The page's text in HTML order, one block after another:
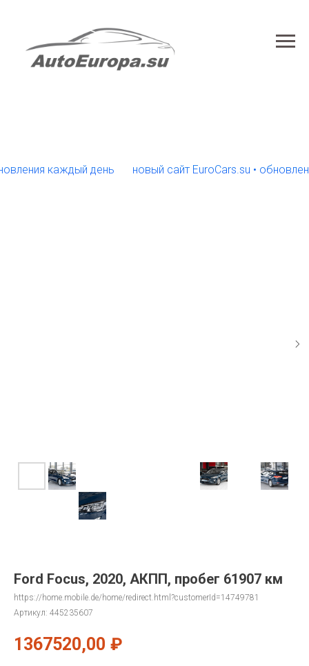
каждый день новый сайт EuroCars.su • обновления
Ford Focus, 2020, АКПП, пробег 61907 км
https://home.mobile.de/home/redirect.html?customerId=14749781
Артикул: 445235607
1367520,00 ₽